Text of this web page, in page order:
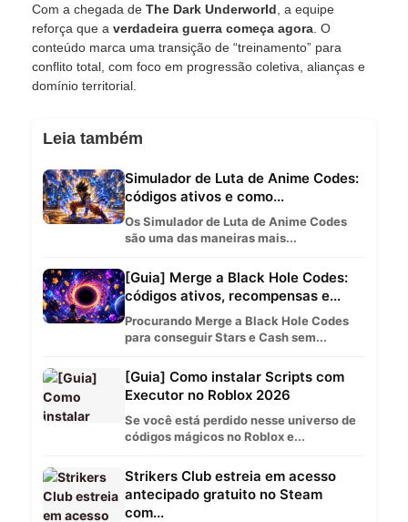
Com a chegada de The Dark Underworld , a equipe
reforça que a verdadeira guerra começa agora . O
conteúdo marca uma transição de “treinamento” para
conflito total, com foco em progressão coletiva, alianças e
domínio territorial.
Leia também
Simulador de Luta de Anime Codes:
códigos ativos e como...
Os Simulador de Luta de Anime Codes
são uma das maneiras mais...
[Guia] Merge a Black Hole Codes:
códigos ativos, recompensas e...
Procurando Merge a Black Hole Codes
para conseguir Stars e Cash sem...
[Guia] Como instalar Scripts com
Executor no Roblox 2026
Se você está perdido nesse universo de
códigos mágicos no Roblox e...
Strikers Club estreia em acesso
antecipado gratuito no Steam
com...